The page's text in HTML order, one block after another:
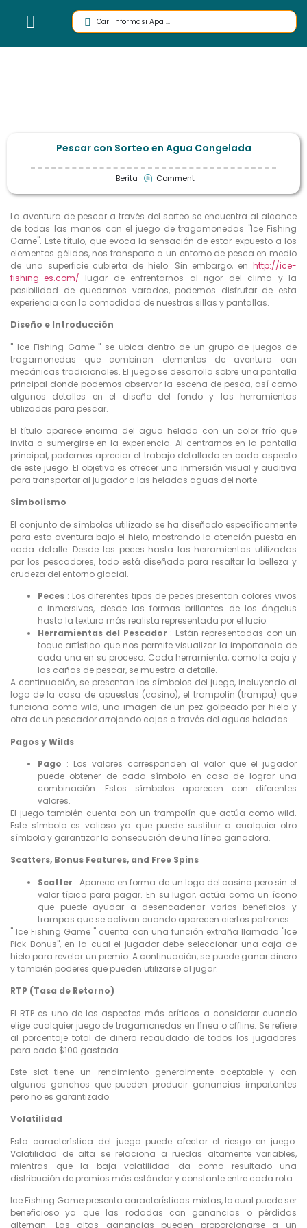
Pescar con Sorteo en Agua Congelada
Berita Comment
La aventura de pescar a través del sorteo se encuentra al alcance
de todas las manos con el juego de tragamonedas "Ice Fishing
Game". Este título, que evoca la sensación de estar expuesto a los
elementos gélidos, nos transporta a un entorno de pesca en medio
de una superficie cubierta de hielo. Sin embargo, en http://ice-
fishing-es.com/ lugar de enfrentarnos al rigor del clima y la
posibilidad de quedarnos varados, podemos disfrutar de esta
experiencia con la comodidad de nuestras sillas y pantallas.
Diseño e Introducción
" Ice Fishing Game " se ubica dentro de un grupo de juegos de
tragamonedas que combinan elementos de aventura con
mecánicas tradicionales. El juego se desarrolla sobre una pantalla
principal donde podemos observar la escena de pesca, así como
algunos detalles en el diseño del fondo y las herramientas
utilizadas para pescar.
El título aparece encima del agua helada con un color frío que
invita a sumergirse en la experiencia. Al centrarnos en la pantalla
principal, podemos apreciar el trabajo detallado en cada aspecto
de este juego. El objetivo es ofrecer una inmersión visual y auditiva
para transportar al jugador a las heladas aguas del norte.
Simbolismo
El conjunto de símbolos utilizado se ha diseñado específicamente
para esta aventura bajo el hielo, mostrando la atención puesta en
cada detalle. Desde los peces hasta las herramientas utilizadas
por los pescadores, todo está diseñado para resaltar la belleza y
crudeza del entorno glacial.
Peces : Los diferentes tipos de peces presentan colores vivos
e inmersivos, desde las formas brillantes de los ángelus
hasta la textura más realista representada por el lucio.
Herramientas del Pescador : Están representadas con un
toque artístico que nos permite visualizar la importancia de
cada una en su proceso. Cada herramienta, como la caja y
las cañas de pescar, se muestra a detalle.
A continuación, se presentan los símbolos del juego, incluyendo al
logo de la casa de apuestas (casino), el trampolín (trampa) que
funciona como wild, una imagen de un pez golpeado por hielo y
otra de un pescador arrojando cajas a través del aguas heladas.
Pagos y Wilds
Pago : Los valores corresponden al valor que el jugador
puede obtener de cada símbolo en caso de lograr una
combinación. Estos símbolos aparecen con diferentes
valores.
El juego también cuenta con un trampolín que actúa como wild.
Este símbolo es valioso ya que puede sustituir a cualquier otro
símbolo y garantizar la consecución de una línea ganadora.
Scatters, Bonus Features, and Free Spins
Scatter : Aparece en forma de un logo del casino pero sin el
valor típico para pagar. En su lugar, actúa como un ícono
que puede ayudar a desencadenar varios beneficios y
trampas que se activan cuando aparecen ciertos patrones.
" Ice Fishing Game " cuenta con una función extraña llamada "Ice
Pick Bonus", en la cual el jugador debe seleccionar una caja de
hielo para revelar un premio. A continuación, se puede ganar dinero
y también poderes que pueden utilizarse al jugar.
RTP (Tasa de Retorno)
El RTP es uno de los aspectos más críticos a considerar cuando
elige cualquier juego de tragamonedas en línea o offline. Se refiere
al porcentaje total de dinero recaudado de todos los jugadores
para cada $100 gastada.
Este slot tiene un rendimiento generalmente aceptable y con
algunos ganchos que pueden producir ganancias importantes
pero no es garantizado.
Volatilidad
Esta característica del juego puede afectar el riesgo en juego.
Volatilidad de alta se relaciona a ruedas altamente variables,
mientras que la baja volatilidad da como resultado una
distribución de premios más estándar y constante entre cada rota.
Ice Fishing Game presenta características mixtas, lo cual puede ser
beneficioso ya que las rodadas con ganancias o pérdidas
alternan. Las altas ganancias pueden proporcionarse a un